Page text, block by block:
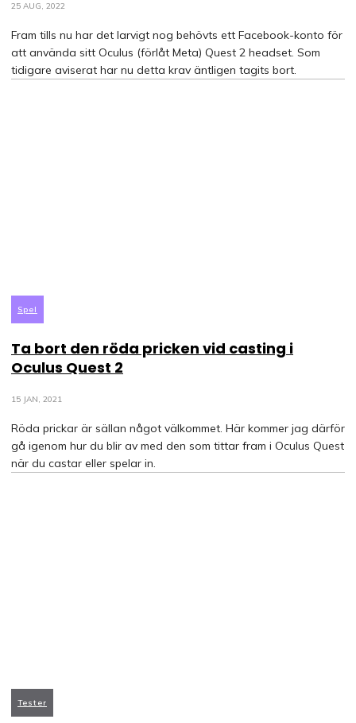
25 AUG, 2022
Fram tills nu har det larvigt nog behövts ett Facebook-konto för
att använda sitt Oculus (förlåt Meta) Quest 2 headset. Som
tidigare aviserat har nu detta krav äntligen tagits bort.
Spel
Ta bort den röda pricken vid casting i
Oculus Quest 2
15 JAN, 2021
Röda prickar är sällan något välkommet. Här kommer jag därför
gå igenom hur du blir av med den som tittar fram i Oculus Quest
när du castar eller spelar in.
Tester